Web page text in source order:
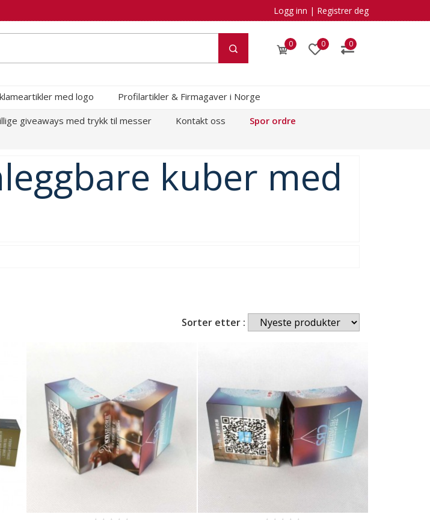
Logg inn | Registrer deg
0 0 0
med logo
Profilartikler & Firmagaver i Norge
giveaways med trykk til messer Kontakt oss Spor ordre
kuber med
Sorter etter :